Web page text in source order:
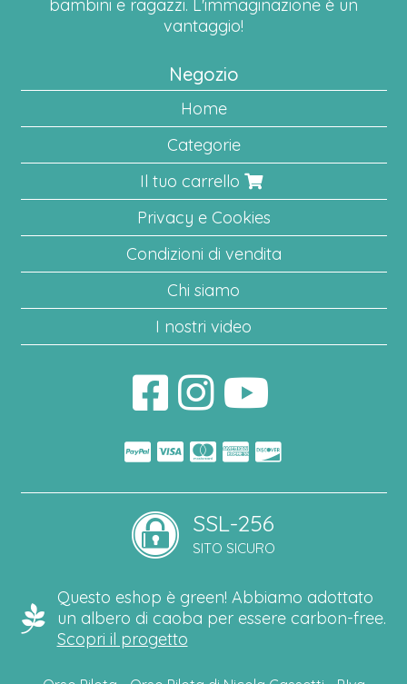
bambini e ragazzi. L'immaginazione è un
vantaggio!
Negozio
Home
Categorie
Il tuo carrello
Privacy e Cookies
Condizioni di vendita
Chi siamo
I nostri video
SSL-256
SITO SICURO
Questo eshop è green! Abbiamo adottato
un albero di caoba per essere carbon-free.
Scopri il progetto